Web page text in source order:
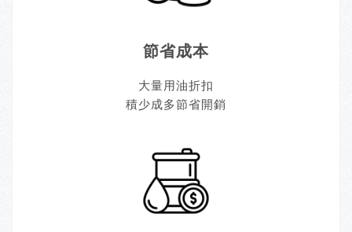
節省成本
大量用油折扣
積少成多節省開銷